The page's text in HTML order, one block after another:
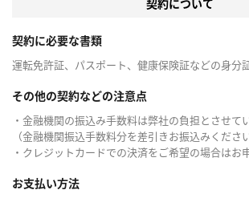
契約に必要な書類
運転免許証、パスポート、健康保険証などの身分
その他の契約などの注意点
・金融機関の振込み手数料は弊社の負担とさせて
（金融機関振込手数料分を差引きお振込みください
・クレジットカードでの決済をご希望の場合はお
お支払い方法